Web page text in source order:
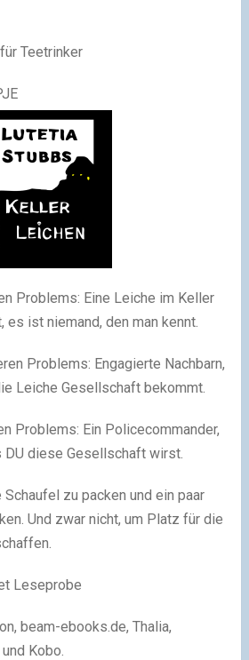
Teetrinker
Problems: Eine Leiche im Keller
ist niemand, den man kennt.
Problems: Engagierte Nachbarn,
Leiche Gesellschaft bekommt.
Problems: Ein Policecommander,
diese Gesellschaft wirst.
zu packen und ein paar
Und zwar nicht, um Platz für die
Leseprobe
beam-ebooks.de, Thalia,
und Kobo.